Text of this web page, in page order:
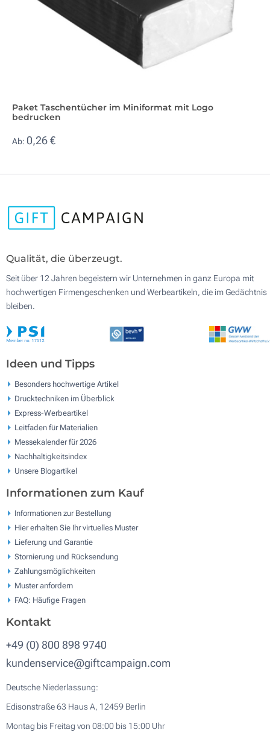
Paket Taschentücher im Miniformat mit Logo
bedrucken
Ab: 0,26 €
Qualität, die überzeugt.
Seit über 12 Jahren begeistern wir Unternehmen in ganz Europa mit
hochwertigen Firmengeschenken und Werbeartikeln, die im Gedächtnis
bleiben.
Ideen und Tipps
Besonders hochwertige Artikel
Drucktechniken im Überblick
Express-Werbeartikel
Leitfaden für Materialien
Messekalender für 2026
Nachhaltigkeitsindex
Unsere Blogartikel
Informationen zum Kauf
Informationen zur Bestellung
Hier erhalten Sie Ihr virtuelles Muster
Lieferung und Garantie
Stornierung und Rücksendung
Zahlungsmöglichkeiten
Muster anfordern
FAQ: Häufige Fragen
Kontakt
+49 (0) 800 898 9740
kundenservice@giftcampaign.com
Deutsche Niederlassung:
Edisonstraße 63 Haus A, 12459 Berlin
Montag bis Freitag von 08:00 bis 15:00 Uhr